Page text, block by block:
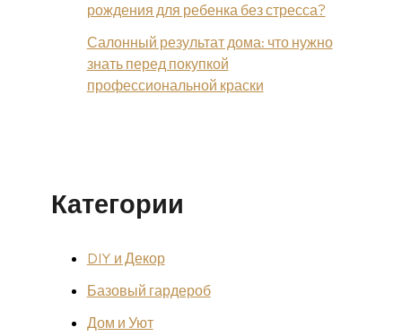
рождения для ребенка без стресса?
Салонный результат дома: что нужно
знать перед покупкой
профессиональной краски
Категории
DIY и Декор
Базовый гардероб
Дом и Уют